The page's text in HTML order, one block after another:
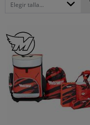
Elegir talla...